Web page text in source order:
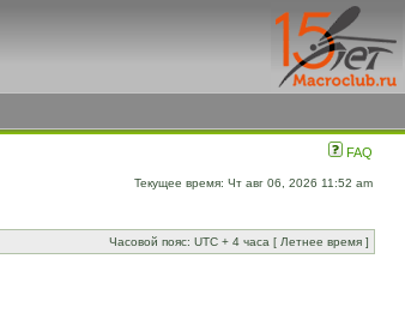
FAQ
Текущее время: Чт авг 06, 2026 11:52 am
Часовой пояс: UTC + 4 часа [ Летнее время ]